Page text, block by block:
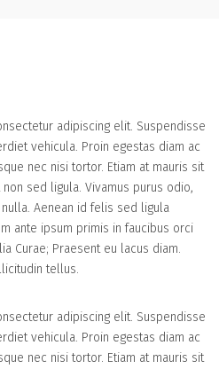
adipiscing elit. Suspendisse
vehicula. Proin egestas diam ac
nec nisi tortor. Etiam at mauris sit
sed ligula. Vivamus purus odio,
Aenean id felis sed ligula
ante ipsum primis in faucibus orci
Curae; Praesent eu lacus diam.
tellus.
adipiscing elit. Suspendisse
vehicula. Proin egestas diam ac
nec nisi tortor. Etiam at mauris sit